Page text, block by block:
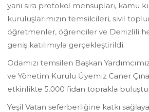
yanı sıra protokol mensupları, kamu
kuruluşlarımızın temsilcileri, sivil
öğretmenler, öğrenciler ve Denizlili
geniş katılımıyla gerçekleştirildi.
Odamızı temsilen Başkan
ve Yönetim Kurulu Üyemiz Caner
etkinlikte 5.000 fidan toprakla
Yeşil Vatan seferberliğine katkı